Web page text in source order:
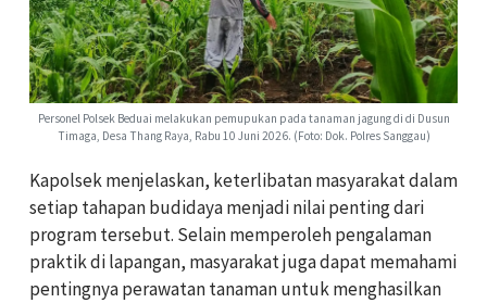
Personel Polsek Beduai melakukan pemupukan pada tanaman jagung di di Dusun
Timaga, Desa Thang Raya, Rabu 10 Juni 2026. (Foto: Dok. Polres Sanggau)
Kapolsek menjelaskan, keterlibatan masyarakat dalam
setiap tahapan budidaya menjadi nilai penting dari
program tersebut. Selain memperoleh pengalaman
praktik di lapangan, masyarakat juga dapat memahami
pentingnya perawatan tanaman untuk menghasilkan